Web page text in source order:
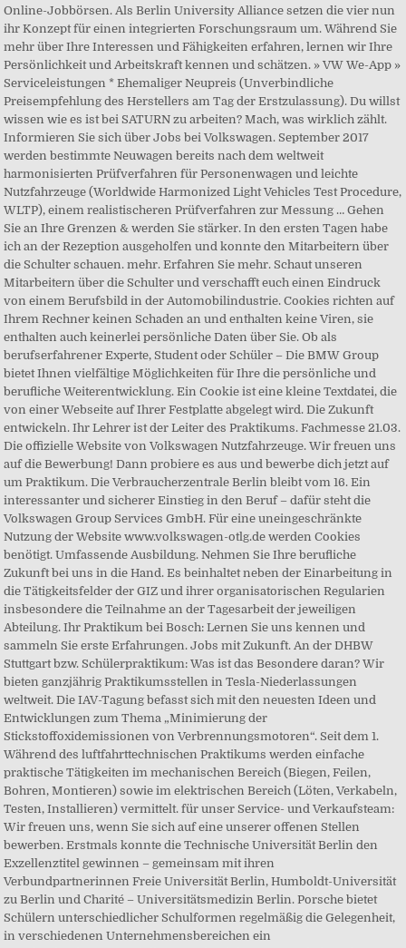
Online-Jobbörsen. Als Berlin University Alliance setzen die vier nun
ihr Konzept für einen integrierten Forschungsraum um. Während Sie
mehr über Ihre Interessen und Fähigkeiten erfahren, lernen wir Ihre
Persönlichkeit und Arbeitskraft kennen und schätzen. » VW We-App »
Serviceleistungen * Ehemaliger Neupreis (Unverbindliche
Preisempfehlung des Herstellers am Tag der Erstzulassung). Du willst
wissen wie es ist bei SATURN zu arbeiten? Mach, was wirklich zählt.
Informieren Sie sich über Jobs bei Volkswagen. September 2017
werden bestimmte Neuwagen bereits nach dem weltweit
harmonisierten Prüfverfahren für Personenwagen und leichte
Nutzfahrzeuge (Worldwide Harmonized Light Vehicles Test Procedure,
WLTP), einem realistischeren Prüfverfahren zur Messung … Gehen
Sie an Ihre Grenzen & werden Sie stärker. In den ersten Tagen habe
ich an der Rezeption ausgeholfen und konnte den Mitarbeitern über
die Schulter schauen. mehr. Erfahren Sie mehr. Schaut unseren
Mitarbeitern über die Schulter und verschafft euch einen Eindruck
von einem Berufsbild in der Automobilindustrie. Cookies richten auf
Ihrem Rechner keinen Schaden an und enthalten keine Viren, sie
enthalten auch keinerlei persönliche Daten über Sie. Ob als
berufserfahrener Experte, Student oder Schüler – Die BMW Group
bietet Ihnen vielfältige Möglichkeiten für Ihre die persönliche und
berufliche Weiterentwicklung. Ein Cookie ist eine kleine Textdatei, die
von einer Webseite auf Ihrer Festplatte abgelegt wird. Die Zukunft
entwickeln. Ihr Lehrer ist der Leiter des Praktikums. Fachmesse 21.03.
Die offizielle Website von Volkswagen Nutzfahrzeuge. Wir freuen uns
auf die Bewerbung! Dann probiere es aus und bewerbe dich jetzt auf
um Praktikum. Die Verbraucherzentrale Berlin bleibt vom 16. Ein
interessanter und sicherer Einstieg in den Beruf – dafür steht die
Volkswagen Group Services GmbH. Für eine uneingeschränkte
Nutzung der Website www.volkswagen-otlg.de werden Cookies
benötigt. Umfassende Ausbildung. Nehmen Sie Ihre berufliche
Zukunft bei uns in die Hand. Es beinhaltet neben der Einarbeitung in
die Tätigkeitsfelder der GIZ und ihrer organisatorischen Regularien
insbesondere die Teilnahme an der Tagesarbeit der jeweiligen
Abteilung. Ihr Praktikum bei Bosch: Lernen Sie uns kennen und
sammeln Sie erste Erfahrungen. Jobs mit Zukunft. An der DHBW
Stuttgart bzw. Schülerpraktikum: Was ist das Besondere daran? Wir
bieten ganzjährig Praktikumsstellen in Tesla-Niederlassungen
weltweit. Die IAV-Tagung befasst sich mit den neuesten Ideen und
Entwicklungen zum Thema „Minimierung der
Stickstoffoxidemissionen von Verbrennungsmotoren“. Seit dem 1.
Während des luftfahrttechnischen Praktikums werden einfache
praktische Tätigkeiten im mechanischen Bereich (Biegen, Feilen,
Bohren, Montieren) sowie im elektrischen Bereich (Löten, Verkabeln,
Testen, Installieren) vermittelt. für unser Service- und Verkaufsteam:
Wir freuen uns, wenn Sie sich auf eine unserer offenen Stellen
bewerben. Erstmals konnte die Technische Universität Berlin den
Exzellenztitel gewinnen – gemeinsam mit ihren
Verbundpartnerinnen Freie Universität Berlin, Humboldt-Universität
zu Berlin und Charité – Universitätsmedizin Berlin. Porsche bietet
Schülern unterschiedlicher Schulformen regelmäßig die Gelegenheit,
in verschiedenen Unternehmensbereichen ein